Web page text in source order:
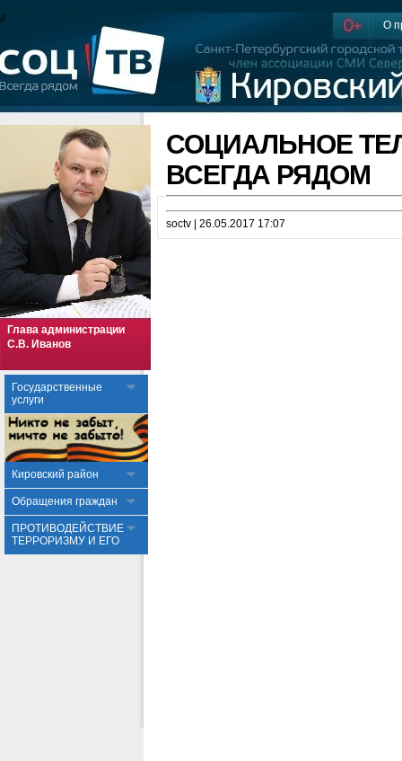
О
//
Глава администрации
С.В. Иванов
Государственные
услуги
Кировский район
Обращения граждан
ПРОТИВОДЕЙСТВИЕ
ТЕРРОРИЗМУ И ЕГО
СОЦИАЛЬНОЕ
ВСЕГДА РЯДОМ
soctv | 26.05.2017 17:07